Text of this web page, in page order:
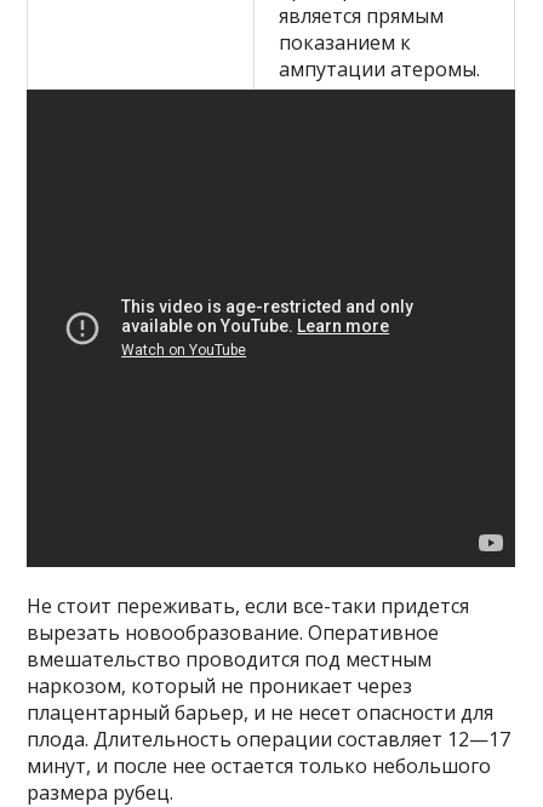
является прямым
показанием к
ампутации атеромы.
Не стоит переживать, если все-таки придется
вырезать новообразование. Оперативное
вмешательство проводится под местным
наркозом, который не проникает через
плацентарный барьер, и не несет опасности для
плода. Длительность операции составляет 12—17
минут, и после нее остается только небольшого
размера рубец.